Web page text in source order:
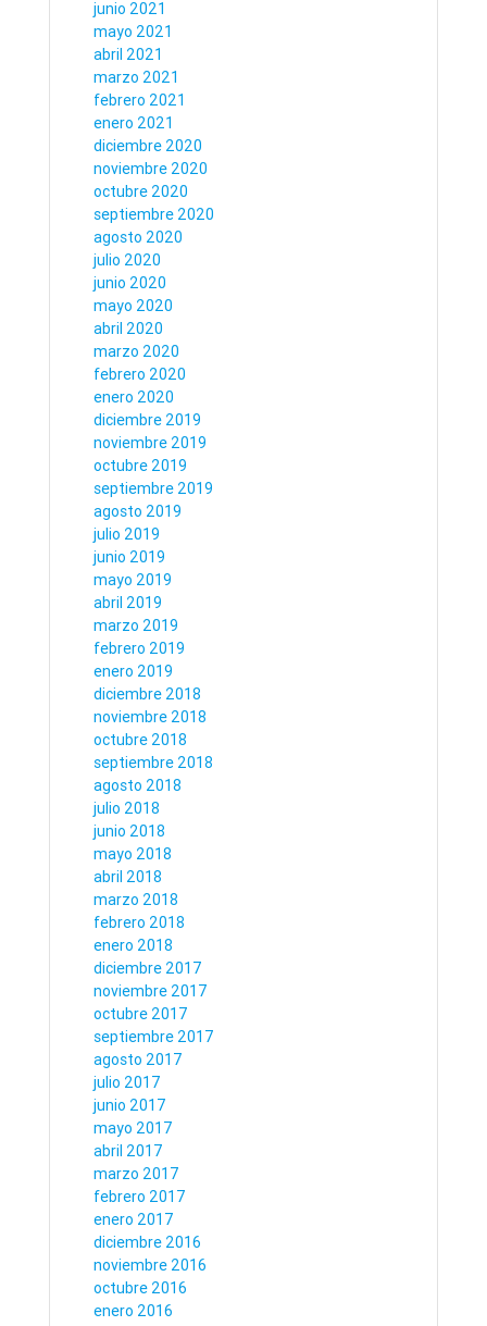
junio 2021
mayo 2021
abril 2021
marzo 2021
febrero 2021
enero 2021
diciembre 2020
noviembre 2020
octubre 2020
septiembre 2020
agosto 2020
julio 2020
junio 2020
mayo 2020
abril 2020
marzo 2020
febrero 2020
enero 2020
diciembre 2019
noviembre 2019
octubre 2019
septiembre 2019
agosto 2019
julio 2019
junio 2019
mayo 2019
abril 2019
marzo 2019
febrero 2019
enero 2019
diciembre 2018
noviembre 2018
octubre 2018
septiembre 2018
agosto 2018
julio 2018
junio 2018
mayo 2018
abril 2018
marzo 2018
febrero 2018
enero 2018
diciembre 2017
noviembre 2017
octubre 2017
septiembre 2017
agosto 2017
julio 2017
junio 2017
mayo 2017
abril 2017
marzo 2017
febrero 2017
enero 2017
diciembre 2016
noviembre 2016
octubre 2016
enero 2016